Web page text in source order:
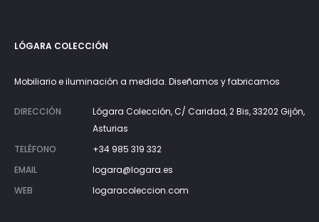
LÓGARA COLECCIÓN
Mobiliario e iluminación a medida. Diseñamos y fabricamos
DIRECCIÓN
Lógara Colección, C/ Caridad, 2 Bis, 33202 Gijón,
Asturias
TELÉFONO
+34 985 319 332
EMAIL
logara@logara.es
WEB
logaracoleccion.com